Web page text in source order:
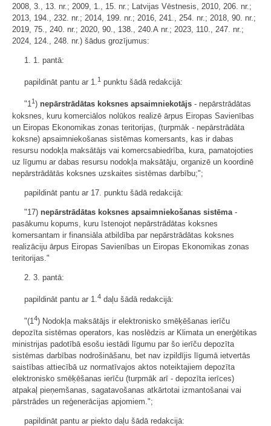
2008, 3., 13. nr.; 2009, 1., 15. nr.; Latvijas Vēstnesis, 2010, 206. nr.;
2013, 194., 232. nr.; 2014, 199. nr.; 2016, 241., 254. nr.; 2018, 90. nr.;
2019, 75., 240. nr.; 2020, 90., 138., 240.A nr.; 2023, 110., 247. nr.;
2024, 124., 248. nr.) šādus grozījumus:
1. 1. pantā:
papildināt pantu ar 1.1 punktu šādā redakcijā:
"11 ) nepārstrādātas koksnes apsaimniekotājs - nepārstrādātas
koksnes, kuru komerciālos nolūkos realizē ārpus Eiropas Savienības
un Eiropas Ekonomikas zonas teritorijas, (turpmāk - nepārstrādāta
koksne) apsaimniekošanas sistēmas komersants, kas ir dabas
resursu nodokļa maksātājs vai komercsabiedrība, kura, pamatojoties
uz līgumu ar dabas resursu nodokļa maksātāju, organizē un koordinē
nepārstrādātās koksnes uzskaites sistēmas darbību;";
papildināt pantu ar 17. punktu šādā redakcijā:
"17) nepārstrādātas koksnes apsaimniekošanas sistēma -
pasākumu kopums, kuru īstenojot nepārstrādātas koksnes
komersantam ir finansiāla atbildība par nepārstrādātas koksnes
realizāciju ārpus Eiropas Savienības un Eiropas Ekonomikas zonas
teritorijas."
2. 3. pantā:
papildināt pantu ar 1. 4 daļu šādā redakcijā:
"(14) Nodokļa maksātājs ir elektronisko smēķēšanas ierīču
depozīta sistēmas operators, kas noslēdzis ar Klimata un enerģētikas
ministrijas padotībā esošu iestādi līgumu par šo ierīču depozīta
sistēmas darbības nodrošināšanu, bet nav izpildījis līgumā ietvertās
saistības attiecībā uz normatīvajos aktos noteiktajiem depozīta
elektronisko smēķēšanas ierīču (turpmāk arī - depozīta ierīces)
atpakaļ pieņemšanas, sagatavošanas atkārtotai izmantošanai vai
pārstrādes un reģenerācijas apjomiem.";
papildināt pantu ar piekto daļu šādā redakcijā: